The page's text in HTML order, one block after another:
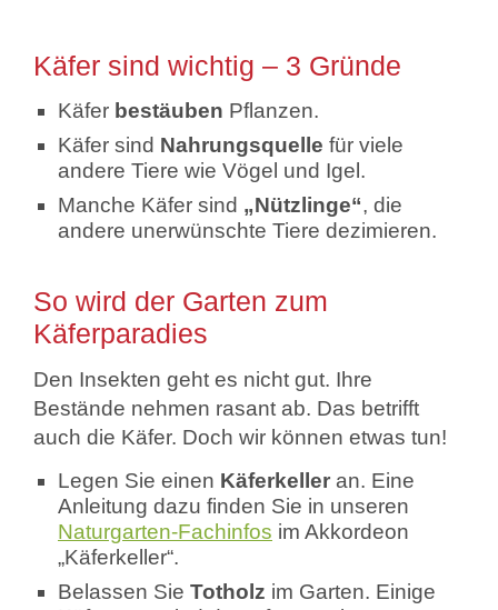
Käfer sind wichtig – 3 Gründe
Käfer bestäuben Pflanzen.
Käfer sind Nahrungsquelle für viele
andere Tiere wie Vögel und Igel.
Manche Käfer sind „Nützlinge“, die
andere unerwünschte Tiere dezimieren.
So wird der Garten zum
Käferparadies
Den Insekten geht es nicht gut. Ihre
Bestände nehmen rasant ab. Das betrifft
auch die Käfer. Doch wir können etwas tun!
Legen Sie einen Käferkeller an. Eine
Anleitung dazu finden Sie in unseren
Naturgarten-Fachinfos im Akkordeon
„Käferkeller“.
Belassen Sie Totholz im Garten. Einige